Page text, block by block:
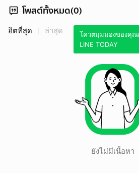
โพสต์ทั้งหมด(0)
โควตมุมมองของคุ
LINE TODAY
ฮิตที่สุด ล่าสุด
ยังไม่มีเนื้อหา